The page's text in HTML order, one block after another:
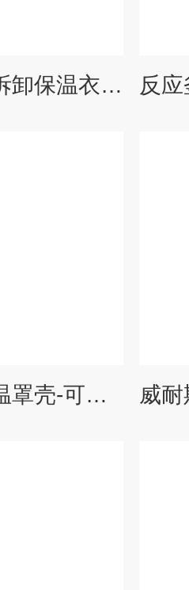
加热保温套 可拆卸保温衣 工业保温材料生产厂家
威耐斯 阀门保温罩壳-可拆卸保温套-可定制山西晋州